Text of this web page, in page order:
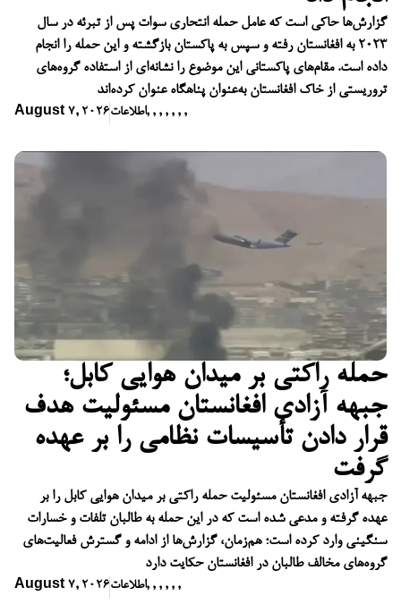
گزارش‌ها حاکی است که عامل حمله انتحاری سوات پس از تبرئه در سال
۲۰۲۳ به افغانستان رفته و سپس به پاکستان بازگشته و این حمله را انجام
داده است. مقام‌های پاکستانی این موضوع را نشانه‌ای از استفاده گروه‌های
تروریستی از خاک افغانستان به‌عنوان پناهگاه عنوان کرده‌اند
August 7, 2026اطلاعات, , , , , , ,
حمله راکتی بر میدان هوایی کابل؛
جبهه آزادی افغانستان مسئولیت هدف
قرار دادن تأسیسات نظامی را بر عهده
گرفت
جبهه آزادی افغانستان مسئولیت حمله راکتی بر میدان هوایی کابل را بر
عهده گرفته و مدعی شده است که در این حمله به طالبان تلفات و خسارات
سنگینی وارد کرده است؛ هم‌زمان، گزارش‌ها از ادامه و گسترش فعالیت‌های
گروه‌های مخالف طالبان در افغانستان حکایت دارد
August 7, 2026اطلاعات, , , , , ,